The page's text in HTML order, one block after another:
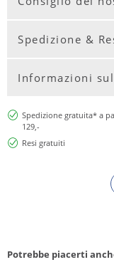
Spedizione &
Informazioni
Spedizione gratuita* a
129,-
Resi gratuiti
Potrebbe piacerti